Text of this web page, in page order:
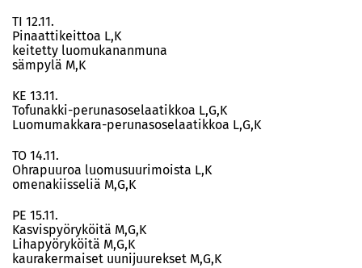
TI 12.11.
Pinaattikeittoa L,K
keitetty luomukananmuna
sämpylä M,K
KE 13.11.
Tofunakki-perunasoselaatikkoa L,G,K
Luomumakkara-perunasoselaatikkoa L,G,K
TO 14.11.
Ohrapuuroa luomusuurimoista L,K
omenakiisseliä M,G,K
PE 15.11.
Kasvispyöryköitä M,G,K
Lihapyöryköitä M,G,K
kaurakermaiset uunijuurekset M,G,K